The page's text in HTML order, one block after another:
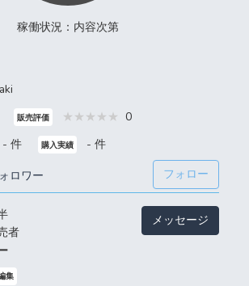
稼働状況：内容次第
販売評価 0
- 件 購入実績 - 件
ロワー フォロー
者
メッセージ
集